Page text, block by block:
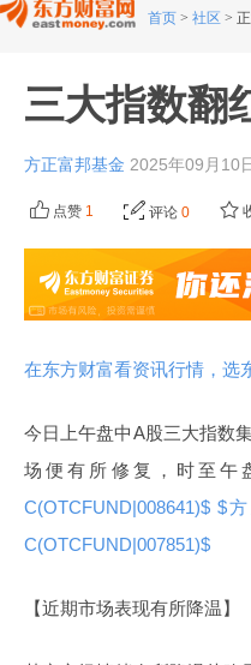
首页 > 社区 >
三大指数翻
方正富邦基金 2025年09月10
点赞 1 评论 0
在东方财富看资讯行情，选
今日上午盘中A股三大指数
场便有所修复，时至午
C(OTCFUND|008641)$$
C(OTCFUND|007851)$
【近期市场表现有所降温】